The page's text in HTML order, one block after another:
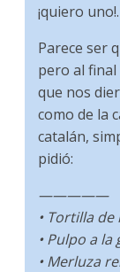
¡quiero uno!.
Parece ser
pero al
que nos
como de la
catalán,
pidió:
—————
• Tortilla de
• Pulpo a la
• Merluza